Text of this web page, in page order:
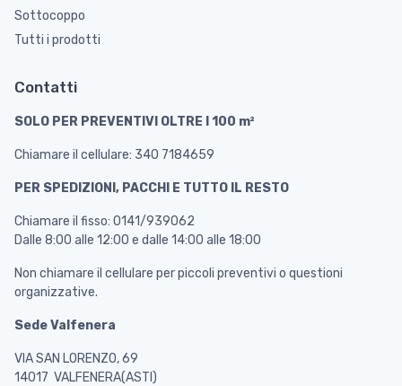
Sottocoppo
Tutti i prodotti
Contatti
SOLO PER PREVENTIVI OLTRE I 100 m²
Chiamare il cellulare: 340 7184659
PER SPEDIZIONI, PACCHI E TUTTO IL RESTO
Chiamare il fisso: 0141/939062
Dalle 8:00 alle 12:00 e dalle 14:00 alle 18:00
Non chiamare il cellulare per piccoli preventivi o questioni
organizzative.
Sede Valfenera
VIA SAN LORENZO, 69
14017 VALFENERA(ASTI)